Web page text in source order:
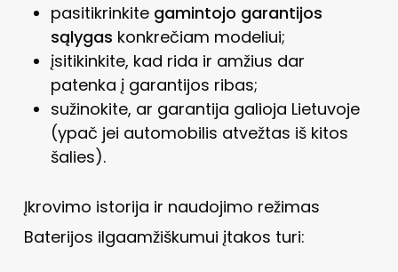
pasitikrinkite gamintojo garantijos
sąlygas konkrečiam modeliui;
įsitikinkite, kad rida ir amžius dar
patenka į garantijos ribas;
sužinokite, ar garantija galioja Lietuvoje
(ypač jei automobilis atvežtas iš kitos
šalies).
Įkrovimo istorija ir naudojimo režimas
Baterijos ilgaamžiškumui įtakos turi: